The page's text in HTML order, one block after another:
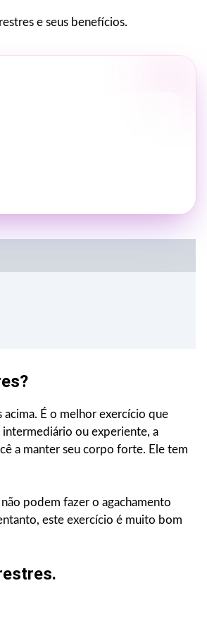
e seus benefícios.
acima. É o melhor exercício que
intermediário ou experiente, a
a manter seu corpo forte. Ele tem
podem fazer o agachamento
este exercício é muito bom